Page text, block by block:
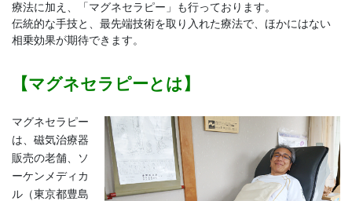
療法に加え、「マグネセラピー」も行っております。
伝統的な手技と、最先端技術を取り入れた療法で、ほかにはない
相乗効果が期待できます。
【マグネセラピーとは】
マグネセラピー
は、磁気治療器
販売の老舗、ソ
ーケンメディカ
ル（東京都豊島